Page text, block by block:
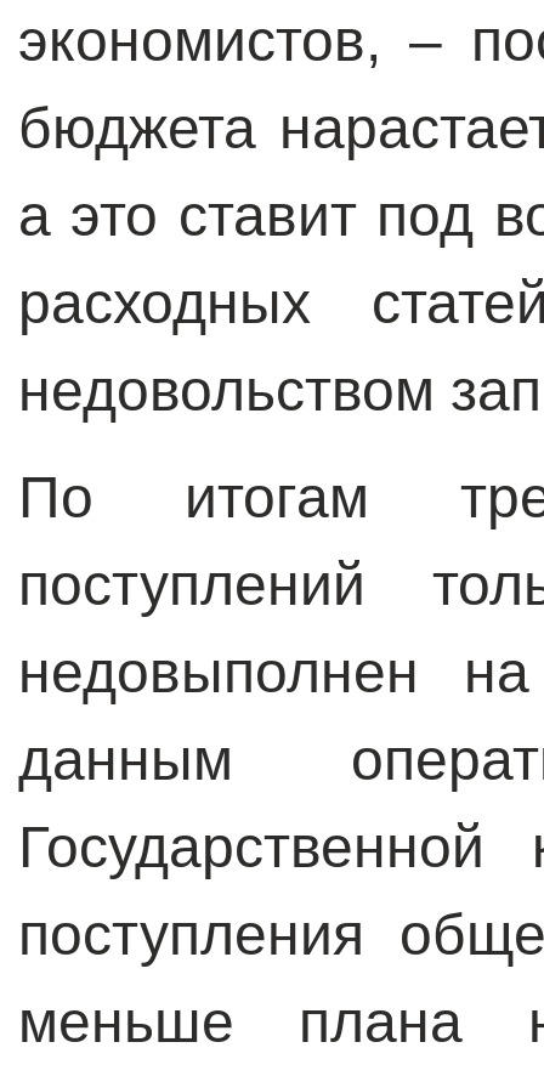
экономистов, –
бюджета
а это ставит под
расходных
недовольством
По итогам
поступлений
недовыполнен
данным
поступления
меньше плана